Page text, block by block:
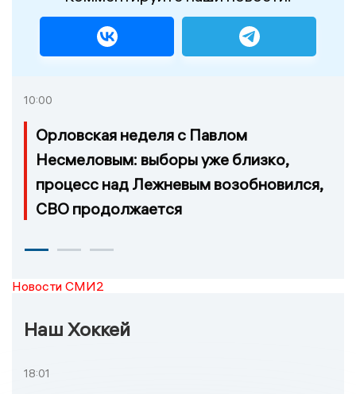
10:00
Орловская неделя с Павлом
Несмеловым: выборы уже близко,
процесс над Лежневым возобновился,
СВО продолжается
Новости СМИ2
Наш Хоккей
18:01